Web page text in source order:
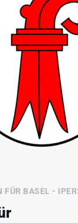
FÜR BASEL -